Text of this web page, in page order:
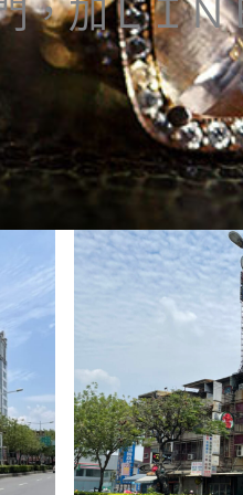
，加ＬＩ